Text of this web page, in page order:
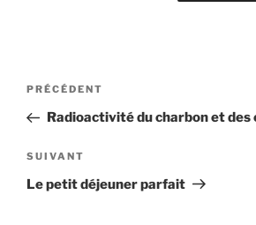
Navigation
l’article
Article
précédent
PRÉCÉDENT
Radioactivité du charbon et des
Article
suivant
SUIVANT
Le petit déjeuner parfait